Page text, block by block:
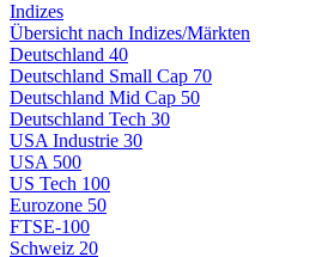
Indizes
Übersicht nach Indizes/Märkten
Deutschland 40
Deutschland Small Cap 70
Deutschland Mid Cap 50
Deutschland Tech 30
USA Industrie 30
USA 500
US Tech 100
Eurozone 50
FTSE-100
Schweiz 20